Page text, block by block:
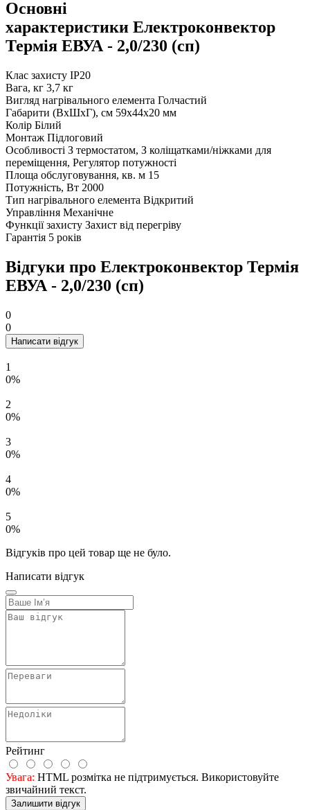
Основні
характеристики Електроконвектор
Термія ЕВУА - 2,0/230 (сп)
Клас захисту IP20
Вага, кг 3,7 кг
Вигляд нагрівального елемента Голчастий
Габарити (ВхШхГ), см 59х44х20 мм
Колір Білий
Монтаж Підлоговий
Особливості З термостатом, З коліщатками/ніжками для
переміщення, Регулятор потужності
Площа обслуговування, кв. м 15
Потужність, Вт 2000
Тип нагрівального елемента Відкритий
Управління Механічне
Функції захисту Захист від перегріву
Гарантія 5 років
Відгуки про Електроконвектор Термія
ЕВУА - 2,0/230 (сп)
0
0
Написати відгук
1
0%
2
0%
3
0%
4
0%
5
0%
Відгуків про цей товар ще не було.
Написати відгук
Рейтинг
Увага: HTML розмітка не підтримується. Використовуйте
звичайний текст.
Залишити відгук